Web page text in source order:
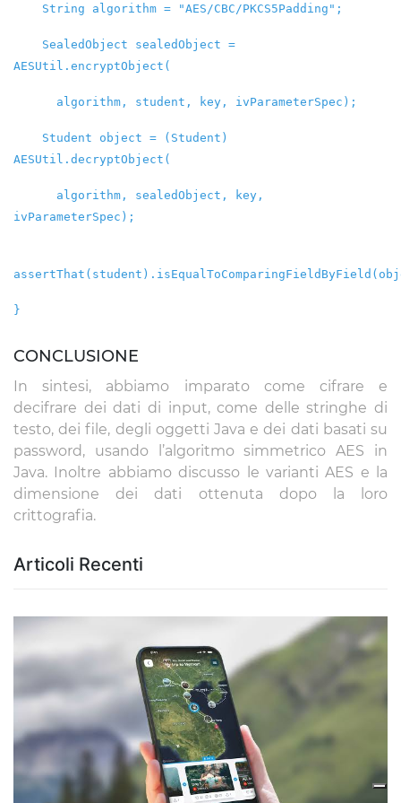
String algorithm = "AES/CBC/PKCS5Padding";
SealedObject sealedObject =
AESUtil.encryptObject(
algorithm, student, key, ivParameterSpec);
Student object = (Student)
AESUtil.decryptObject(
algorithm, sealedObject, key,
ivParameterSpec);
}
CONCLUSIONE
In sintesi, abbiamo imparato come cifrare e
decifrare dei dati di input, come delle stringhe di
testo, dei file, degli oggetti Java e dei dati basati su
password, usando l’algoritmo simmetrico AES in
Java. Inoltre abbiamo discusso le varianti AES e la
dimensione dei dati ottenuta dopo la loro
crittografia.
Articoli Recenti